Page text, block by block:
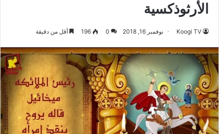
الأرثوذكسية
Koogi TV نوفمبر 16, 2018 0
196 أقل من دقيقة